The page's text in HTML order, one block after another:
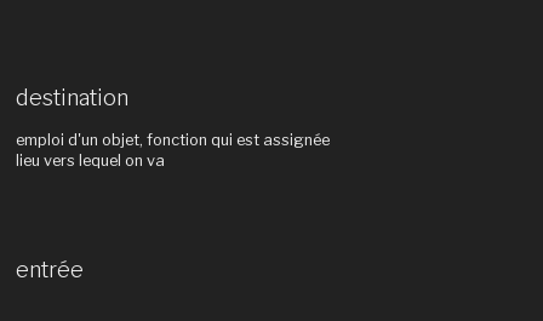
destination
emploi d'un objet, fonction qui est assignée
lieu vers lequel on va
entrée